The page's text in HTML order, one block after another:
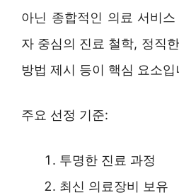
아닌 종합적인 의료 서비
자 중심의 진료 철학, 정직
방법 제시 등이 핵심 요소입
주요 선정 기준:
투명한 진료 과정
최신 의료장비 보유